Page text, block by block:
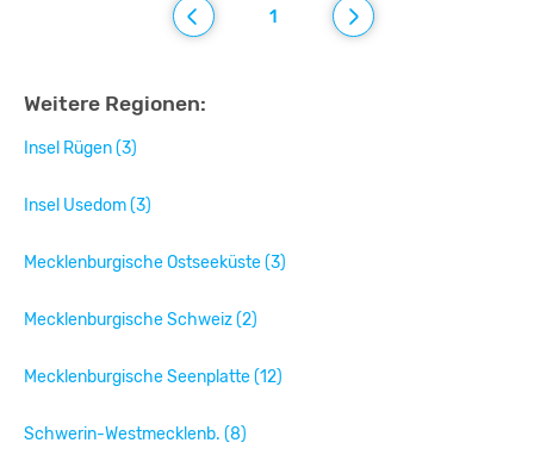
1
Weitere Regionen:
Insel Rügen (3)
Insel Usedom (3)
Mecklenburgische Ostseeküste (3)
Mecklenburgische Schweiz (2)
Mecklenburgische Seenplatte (12)
Schwerin-Westmecklenb. (8)